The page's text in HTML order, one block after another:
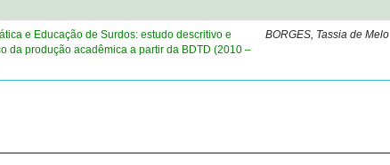
e Educação de Surdos: estudo descritivo e
da produção acadêmica a partir da BDTD (2010 –
BORGES, Tassia de Melo